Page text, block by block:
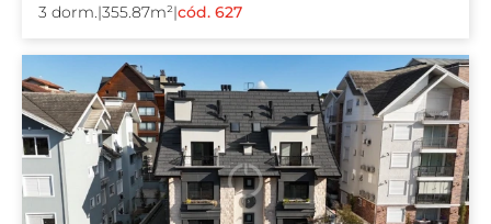
3 dorm. |355.87m²|cód. 627